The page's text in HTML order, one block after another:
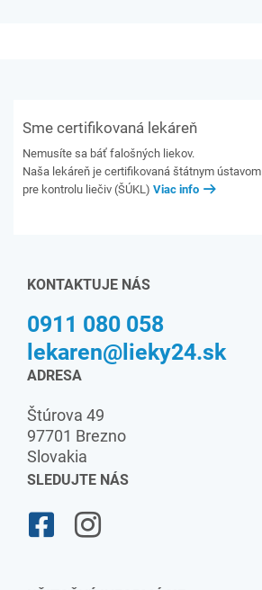
Sme certifikovaná lekáreň
Nemusíte sa báť falošných liekov.
Naša lekáreň je certifikovaná štátnym ústavom
pre kontrolu liečiv (ŠÚKL) Viac info
KONTAKTUJE NÁS
0911 080 058
lekaren@lieky24.sk
ADRESA
Štúrova 49
97701 Brezno
Slovakia
SLEDUJTE NÁS